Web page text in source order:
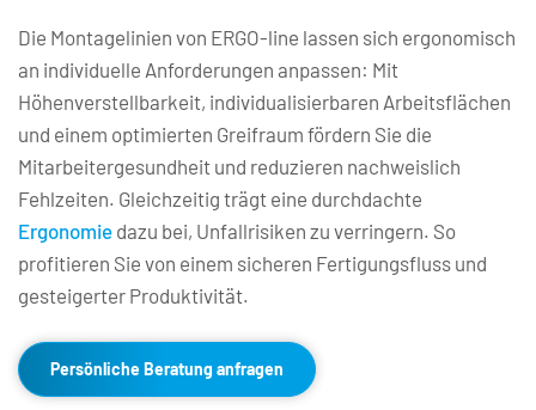
Die Montagelinien von ERGO-line lassen sich ergonomisch
an individuelle Anforderungen anpassen: Mit
Höhenverstellbarkeit, individualisierbaren Arbeitsflächen
und einem optimierten Greifraum fördern Sie die
Mitarbeitergesundheit und reduzieren nachweislich
Ergonomie dazu bei, Unfallrisiken zu verringern. So
profitieren Sie von einem sicheren Fertigungsfluss und
gesteigerter Produktivität.
Persönliche Beratung anfragen